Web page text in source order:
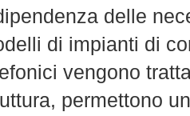
delle
di impianti di
vengono
permettono